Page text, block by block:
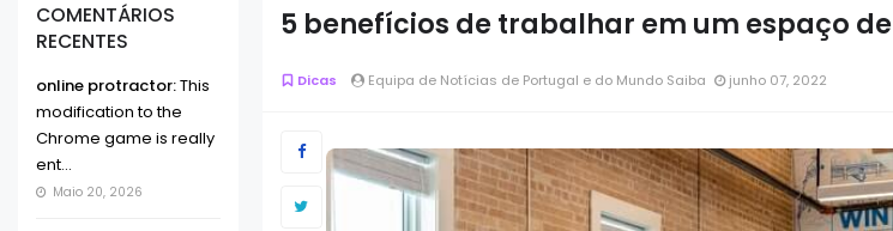
COMENTÁRIOS
RECENTES
online protractor:This
modification to the
Chrome game is really
ent...
Maio 20, 2026
5 benefícios de trabalhar em um espaço
Dicas Equipa de Notícias de Portugal e do Mundo Saiba junho 07, 2022